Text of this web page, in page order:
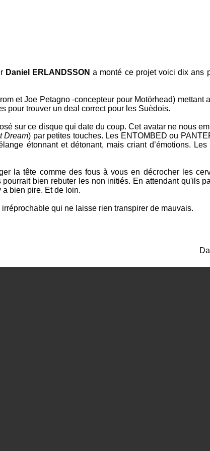
Daniel ERLANDSSON a monté ce projet voici dix ans
et Joe Petagno -concepteur pour Motörhead)
pour trouver un deal correct pour les Suèdois.
sur ce disque qui date du coup. Cet avatar ne nous
Dream) par petites touches. Les ENTOMBED ou
étonnant et détonant, mais criant d’émotions.
la tête comme des fous à vous en décrocher les
bien rebuter les non initiés. En attendant qu'ils
bien pire. Et de loin.
qui ne laisse rien transpirer de mauvais.